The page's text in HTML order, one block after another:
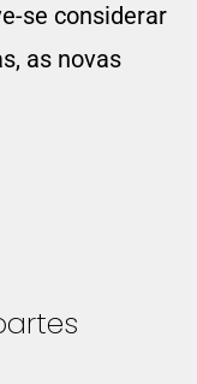
se considerar
as novas